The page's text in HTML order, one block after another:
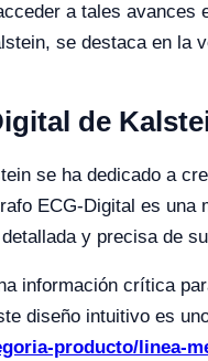
a tales
se destaca en la
de
se ha dedicado a
ECG-Digital es
y precisa de
información crítica
diseño intuitivo es
producto/linea-